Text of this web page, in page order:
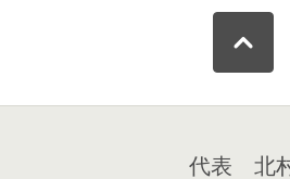
代表 北